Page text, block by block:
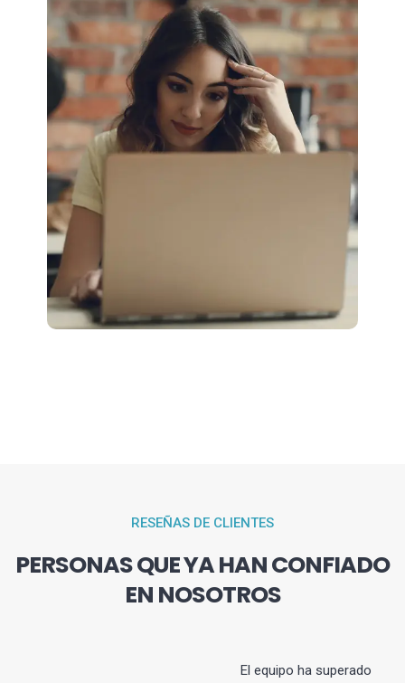
RESEÑAS DE CLIENTES
PERSONAS QUE YA HAN CONFIADO
EN NOSOTROS
El equipo ha superado